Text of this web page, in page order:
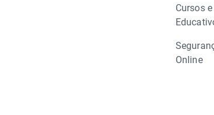
Cursos
Online